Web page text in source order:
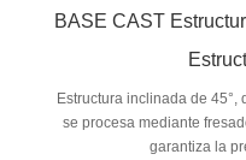
BASE CAST
Estructura inclinada de 45°,
se procesa mediante
garantiza la